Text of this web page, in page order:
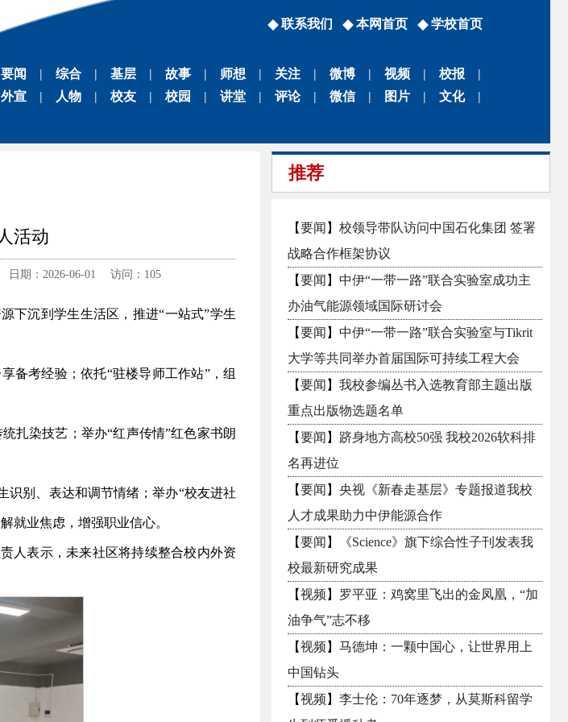
学校首页
本网首页
联系我们
要闻 | 综合 | 基层 | 故事 | 师想 | 关注 | 微博 | 视频 | 校报
|
外宣
| 人物 | 校友 | 校园 | 讲堂 | 评论 | 微信 | 图片 | 文化 |
活动
期：2026-06-01 访问： 105
下沉到学生生活区，推进“一站式”学生
备考经验；依托“驻楼导师工作站”，组
扎染技艺；举办“红声传情”红色家书朗
识别、表达和调节情绪；举办“校友进社
就业焦虑，增强职业信心。
人表示，未来社区将持续整合校内外资
推荐
【要闻 】 校领导带队访问中国石化集团 签署
战略合作框架协议
【要闻 】 中伊“一带一路”联合实验室成功主
办油气能源领域国际研讨会
【要闻 】 中伊“一带一路”联合实验室与Tikrit
大学等共同举办首届国际可持续工程大会
【要闻 】 我校参编丛书入选教育部主题出版
重点出版物选题名单
【要闻 】 跻身地方高校50强 我校2026软科排
名再进位
【要闻 】 央视《新春走基层》专题报道我校
人才成果助力中伊能源合作
【要闻 】
《Science》旗下综合性子刊发表我
校最新研究成果
【视频 】 罗平亚：鸡窝里飞出的金凤凰，“加
油争气”志不移
【视频 】 马德坤：一颗中国心，让世界用上
中国钻头
【视频 】 李士伦：70年逐梦，从莫斯科留学